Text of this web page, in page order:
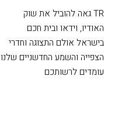
הבא
TR גאה להוביל את שוק
האודיו, וידאו ובית חכם
בישראל אולם התצוגה וחדרי
הצפייה והשמע החדשניים שלנו
עומדים לרשותכם